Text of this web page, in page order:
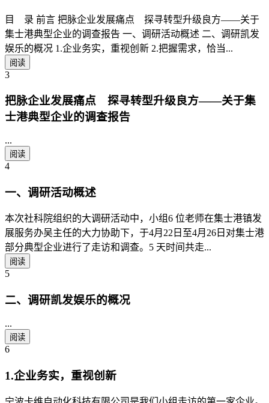
目 录 前言 把脉企业发展痛点 探寻转型升级良方——关于
集士港典型企业的调查报告 一、调研活动概述 二、调研凯发
娱乐的概况 1.企业务实，重视创新 2.把握需求，恰当...
阅读
3
把脉企业发展痛点 探寻转型升级良方——关于集
士港典型企业的调查报告
...
阅读
4
一、调研活动概述
本次社科院组织的大调研活动中，小组6 位老师在集士港镇发
展服务办吴主任的大力协助下，于4月22日至4月26日对集士港
部分典型企业进行了走访和调查。5 天时间共走...
阅读
5
二、调研凯发娱乐的概况
...
阅读
6
1.企业务实，重视创新